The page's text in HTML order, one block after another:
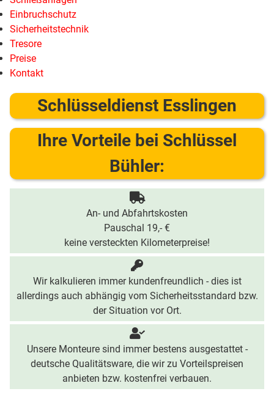
Einbruchschutz
Sicherheitstechnik
Tresore
Preise
Kontakt
Schlüsseldienst Esslingen
Ihre Vorteile bei Schlüssel
Bühler:
An- und Abfahrtskosten
Pauschal 19,- €
keine versteckten Kilometerpreise!
Wir kalkulieren immer kundenfreundlich - dies ist
allerdings auch abhängig vom Sicherheitsstandard bzw.
der Situation vor Ort.
Unsere Monteure sind immer bestens ausgestattet -
deutsche Qualitätsware, die wir zu Vorteilspreisen
anbieten bzw. kostenfrei verbauen.